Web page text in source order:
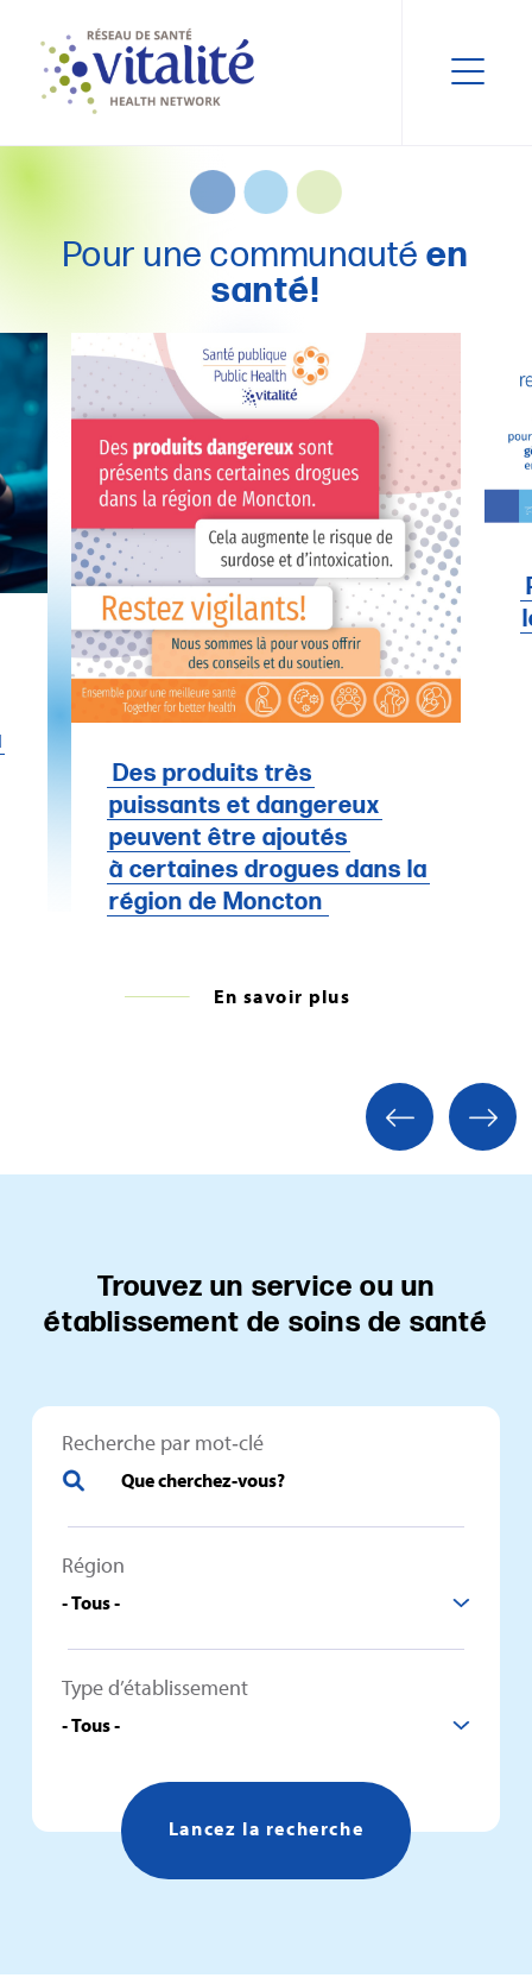
Pour une communauté en
santé!
Des produits très
puissants et dangereux
peuvent être ajoutés
à certaines drogues dans la
région de Moncton
En savoir plus
Trouvez un service ou un
établissement de soins de santé
Recherche par mot‑clé
Région
Type d’établissement
Lancez la recherche